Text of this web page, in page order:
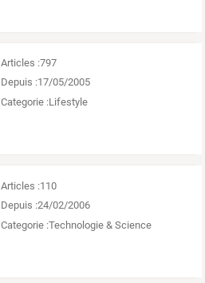
Articles :797
Depuis :17/05/2005
Categorie :Lifestyle
Articles :110
Depuis :24/02/2006
Categorie :Technologie & Science